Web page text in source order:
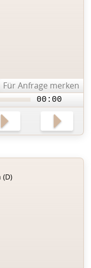
Für Anfrage merken
00:00
(D)